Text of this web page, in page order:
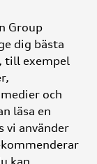
Group
dig bästa
till exempel
och
läsa en
vi använder
kan
31/8